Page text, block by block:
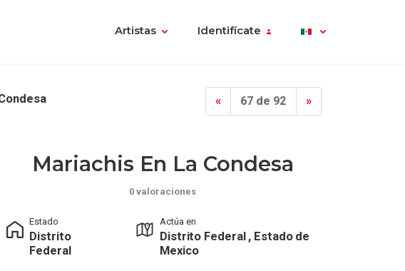
Artistas Identifícate
« 67 de 92 »
Mariachis En La Condesa
0 valoraciones
Estado
Distrito
Federal
Actúa en
Distrito Federal , Estado de
Mexico